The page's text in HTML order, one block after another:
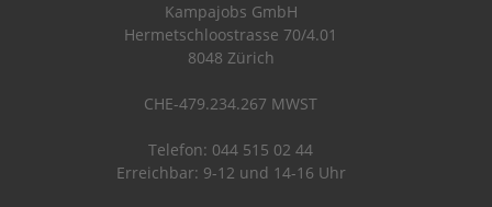
Kampajobs GmbH
Hermetschloostrasse 70/4.01
8048 Zürich
CHE-479.234.267 MWST
Telefon: 044 515 02 44
Erreichbar: 9-12 und 14-16 Uhr